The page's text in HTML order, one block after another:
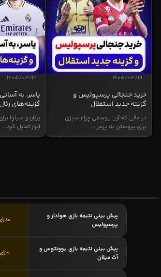
1405/03/19
خرید جنجالی پرسپولیس و
گزینه جدید استقلال
در حالی که آریا یوسفی چراغ سبزی
برای پیوستن به پرس...
1405/03/12
یاسر، به
گزینه‌های
برناردو سیلوا
ابراز تمایل کرد...
پیش بینی نتیجه بازی هوادار و
پرسپولیس
80 رأی
پیش بینی نتیجه بازی یوونتوس و
آث میلان
21 رأی